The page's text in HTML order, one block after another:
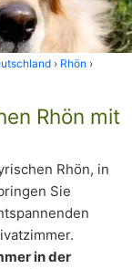
Rhön
Rhön mit
Rhön, in
Sie
in der